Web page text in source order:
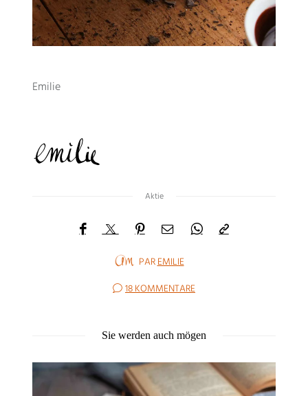
Emilie
Aktie
PAREMILIE
18 KOMMENTARE
Sie werden auch mögen